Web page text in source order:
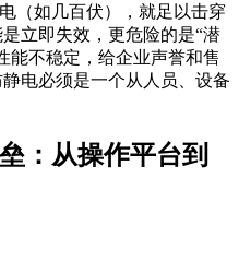
（如几百伏），就足以击穿
立即失效，更危险的是“潜
能不稳定，给企业声誉和售
电必须是一个从人员、设备
：从操作平台到